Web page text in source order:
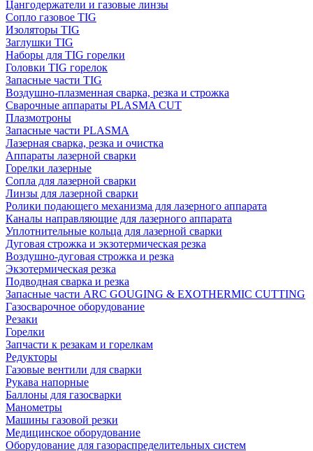
Цангодержатели и газовые линзы
Сопло газовое TIG
Изоляторы TIG
Заглушки TIG
Наборы для TIG горелки
Головки TIG горелок
Запасные части TIG
Воздушно-плазменная сварка, резка и строжка
Сварочные аппараты PLASMA CUT
Плазмотроны
Запасные части PLASMA
Лазерная сварка, резка и очистка
Аппараты лазерной сварки
Горелки лазерные
Сопла для лазерной сварки
Линзы для лазерной сварки
Ролики подающего механизма для лазерного аппарата
Каналы направляющие для лазерного аппарата
Уплотнительные кольца для лазерной сварки
Дуговая строжка и экзотермическая резка
Воздушно-дуговая строжка и резка
Экзотермическая резка
Подводная сварка и резка
Запасные части ARC GOUGING & EXOTHERMIC CUTTING
Газосварочное оборудование
Резаки
Горелки
Запчасти к резакам и горелкам
Редукторы
Газовые вентили для сварки
Рукава напорные
Баллоны для газосварки
Манометры
Машины газовой резки
Медицинское оборудование
Оборудование для газораспределительных систем